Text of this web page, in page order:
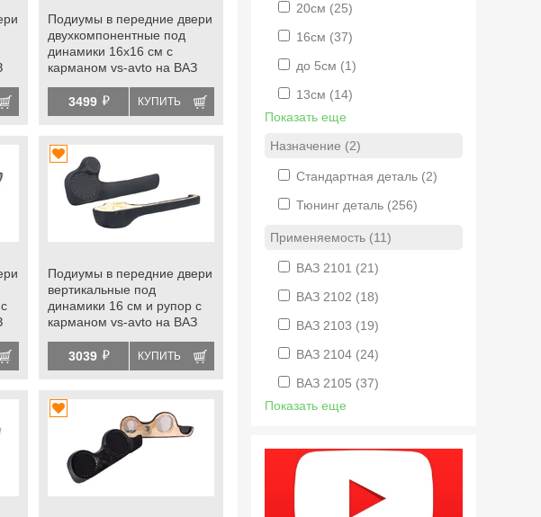
Подиумы в передние двери
двухкомпонентные под
динамики 16х16 см с
карманом vs-avto на ВАЗ
электростеклоподъемниками
3499 й КУПИТЬ
Подиумы в передние двери
вертикальные под
динамики 16 см и рупор с
карманом vs-avto на ВАЗ
электростеклоподъемниками
3039 й КУПИТЬ
20см (25)
16см (37)
до 5см (1)
13см (14)
Показать еще
Назначение (2)
Стандартная деталь (2)
Тюнинг деталь (256)
Применяемость (11)
ВАЗ 2101 (21)
ВАЗ 2102 (18)
ВАЗ 2103 (19)
ВАЗ 2104 (24)
ВАЗ 2105 (37)
Показать еще